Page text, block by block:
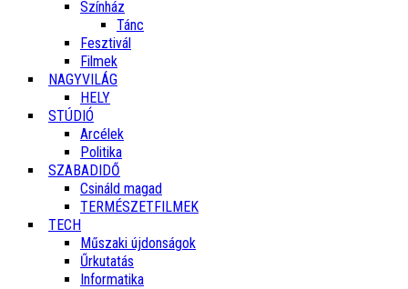
Színház
Tánc
Fesztivál
Filmek
NAGYVILÁG
HELY
STÚDIÓ
Arcélek
Politika
SZABADIDŐ
Csináld magad
TERMÉSZETFILMEK
TECH
Műszaki újdonságok
Űrkutatás
Informatika